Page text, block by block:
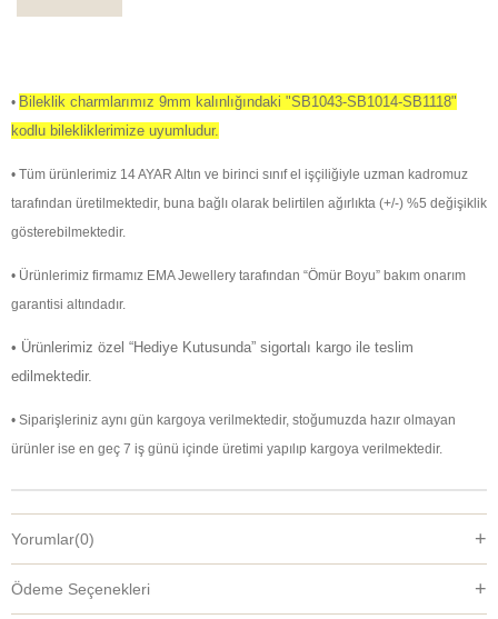
• Bileklik charmlarımız 9mm kalınlığındaki "SB1043-SB1014-SB1118"
kodlu bilekliklerimize uyumludur.
• Tüm ürünlerimiz 14 AYAR Altın ve birinci sınıf el işçiliğiyle uzman kadromuz
tarafından üretilmektedir, buna bağlı olarak belirtilen ağırlıkta (+/-) %5 değişiklik
gösterebilmektedir.
• Ürünlerimiz firmamız EMA Jewellery tarafından “Ömür Boyu” bakım onarım
garantisi altındadır.
• Ürünlerimiz özel “Hediye Kutusunda” sigortalı kargo ile teslim
edilmektedir.
• Siparişleriniz aynı gün kargoya verilmektedir, stoğumuzda hazır olmayan
ürünler ise en geç 7 iş günü içinde üretimi yapılıp kargoya verilmektedir.
Yorumlar(0)
Ödeme Seçenekleri